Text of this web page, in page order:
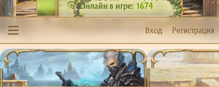
Онлайн в игре: 1674
Вход Регистрация